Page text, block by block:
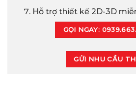
Hỗ trợ thiết kế 2D-3D
GỌI NGAY:
GỬI NHU CẦU